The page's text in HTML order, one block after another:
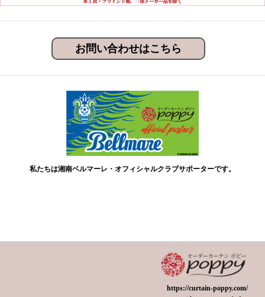
お問い合わせはこちら
私たちは湘南ベルマーレ・オフィシャルクラブサポーターです。
https://curtain-poppy.com/